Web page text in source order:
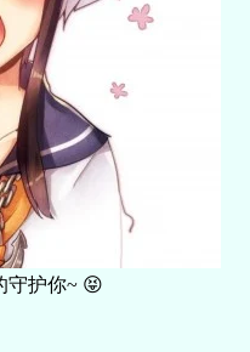
守护你~ 😝